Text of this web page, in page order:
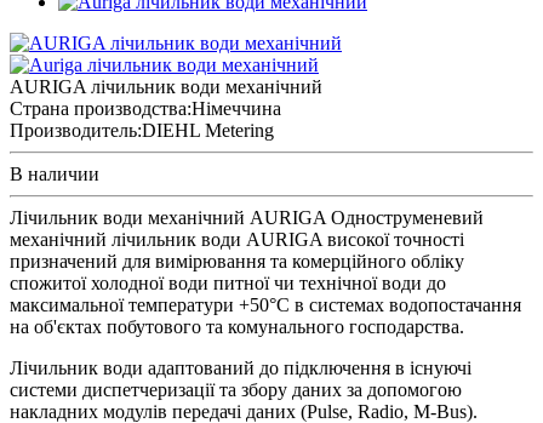
AURIGA лічильник води механічний
Страна производства:Німеччина
Производитель:DIEHL Metering
В наличии
Лічильник води механічний AURIGA Одноструменевий
механічний лічильник води AURIGA високої точності
призначений для вимірювання та комерційного обліку
спожитої холодної води питної чи технічної води до
максимальної температури +50°С в системах водопостачання
на об'єктах побутового та комунального господарства.
Лічильник води адаптований до підключення в існуючі
системи диспетчеризації та збору даних за допомогою
накладних модулів передачі даних (Pulse, Radio, M-Bus).